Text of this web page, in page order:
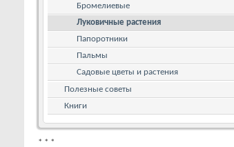
Бромелиевые
Луковичные растения
Папоротники
Пальмы
Садовые цветы и растения
Полезные советы
Книги
* * *